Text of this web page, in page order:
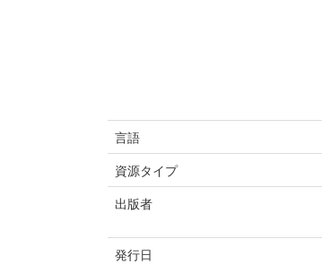
言語
資源タイプ
出版者
発行日